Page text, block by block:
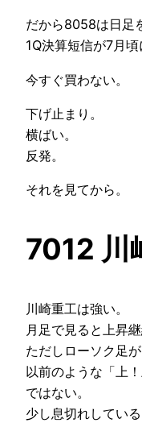
だから8058は日足
1Q決算短信が7月頃
今すぐ買わない。
下げ止まり。
横ばい。
反発。
それを見てから。
7012 川
川崎重工は強い。
月足で見ると上昇継
ただしローソク足
以前のような「上
ではない。
少し息切れしてい